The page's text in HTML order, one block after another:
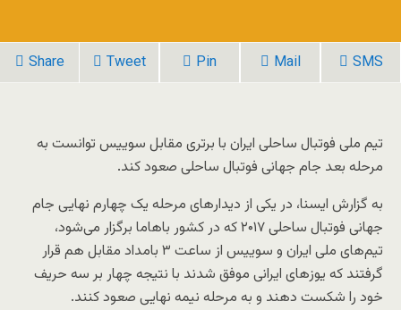
Share Tweet Pin Mail SMS
تیم ملی فوتبال ساحلی ایران با برتری مقابل سوییس توانست به
مرحله بعد جام جهانی فوتبال ساحلی صعود کند.
به گزارش ایسنا، در یکی از دیدارهای مرحله یک چهارم نهایی جام
جهانی فوتبال ساحلی ۲۰۱۷ که در کشور باهاما برگزار می‌شود،
تیم‌های ملی ایران و سوییس از ساعت ۳ بامداد مقابل هم قرار
گرفتند که یوزهای ایرانی موفق شدند با نتیجه چهار بر سه حریف
خود را شکست دهند و به مرحله نیمه نهایی صعود کنند.